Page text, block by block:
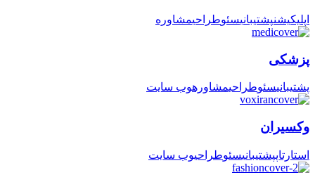
اپلیکیشنپشتیبانیسئوطراحیمشاوره
پزشکی
پشتیبانیسئوطراحیمشاورهوب سایت
وکسیران
استارتاپپشتیبانیسئوطراحیوب سایت